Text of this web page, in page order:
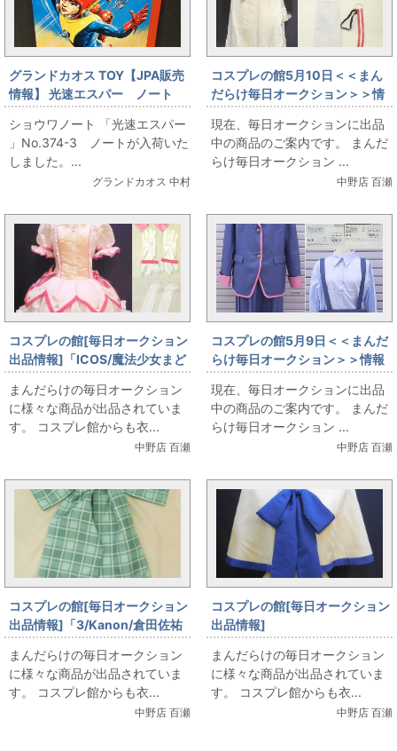
グランドカオス TOY【JPA販売
情報】 光速エスパー ノート
ショウワノート 「光速エスパー
」No.374-3 ノートが入荷いた
しました。...
グランドカオス 中村
コスプレの館5月10日＜＜まん
だらけ毎日オークション＞＞情
報です
現在、毎日オークションに出品
中の商品のご案内です。 まんだ
らけ毎日オークション ...
中野店 百瀬
コスプレの館[毎日オークション
出品情報]「ICOS/魔法少女まど
か☆マギカ/鹿目まどか/女性用L
サイズ(日本サイズ)/コスプレ衣
装」を出品しています
まんだらけの毎日オークション
に様々な商品が出品されていま
す。 コスプレ館からも衣...
中野店 百瀬
コスプレの館5月9日＜＜まんだ
らけ毎日オークション＞＞情報
です
現在、毎日オークションに出品
中の商品のご案内です。 まんだ
らけ毎日オークション ...
中野店 百瀬
コスプレの館[毎日オークション
出品情報]「3/Kanon/倉田佐祐
理 髪リボン/コスプレ小物」を出
品しています
まんだらけの毎日オークション
に様々な商品が出品されていま
す。 コスプレ館からも衣...
中野店 百瀬
コスプレの館[毎日オークション
出品情報]
「2/COSPATIO/Kanon/女子制
服(リニューアル後) 冬服/3年ケ
ープ青/女性用XLサイズ(日本サ
イズ)/コスプレ衣装」を出品し
まんだらけの毎日オークション
に様々な商品が出品されていま
す。 コスプレ館からも衣...
中野店 百瀬